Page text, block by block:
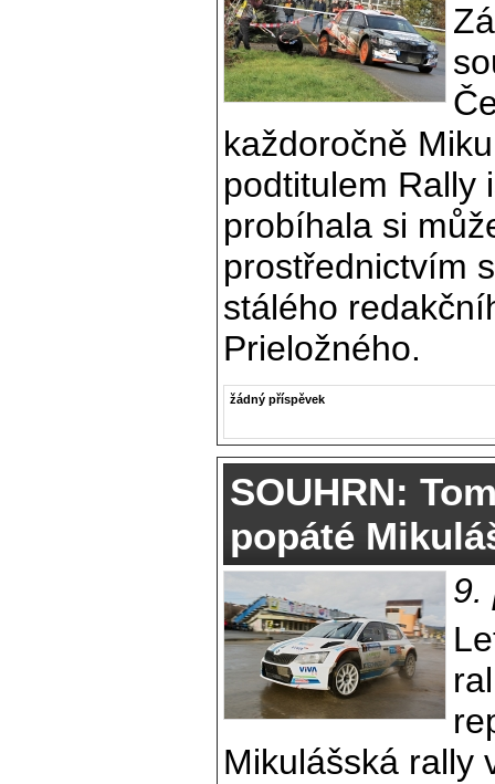
každoročně
podtitulem Rally
probíhala si
prostřednictvím
stálého
Prieložného.
žádný příspěvek
SOUHRN:
popáté
9.
Mikulášská rally